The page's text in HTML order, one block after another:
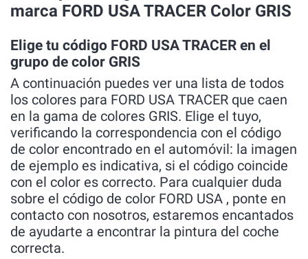
marca FORD USA TRACER Color GRIS
Elige tu código FORD USA TRACER en el
grupo de color GRIS
A continuación puedes ver una lista de todos
los colores para FORD USA TRACER que caen
en la gama de colores GRIS. Elige el tuyo,
verificando la correspondencia con el código
de color encontrado en el automóvil: la imagen
de ejemplo es indicativa, si el código coincide
con el color es correcto. Para cualquier duda
sobre el código de color FORD USA , ponte en
contacto con nosotros, estaremos encantados
de ayudarte a encontrar la pintura del coche
correcta.